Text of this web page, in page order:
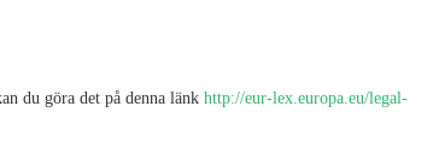
du göra det på denna länk http://eur-lex.europa.eu/legal-